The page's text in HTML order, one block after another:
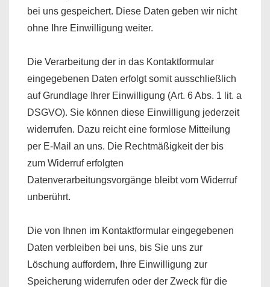
bei uns gespeichert. Diese Daten geben wir nicht
ohne Ihre Einwilligung weiter.
Die Verarbeitung der in das Kontaktformular
eingegebenen Daten erfolgt somit ausschließlich
auf Grundlage Ihrer Einwilligung (Art. 6 Abs. 1 lit. a
DSGVO). Sie können diese Einwilligung jederzeit
widerrufen. Dazu reicht eine formlose Mitteilung
per E-Mail an uns. Die Rechtmäßigkeit der bis
zum Widerruf erfolgten
Datenverarbeitungsvorgänge bleibt vom Widerruf
unberührt.
Die von Ihnen im Kontaktformular eingegebenen
Daten verbleiben bei uns, bis Sie uns zur
Löschung auffordern, Ihre Einwilligung zur
Speicherung widerrufen oder der Zweck für die